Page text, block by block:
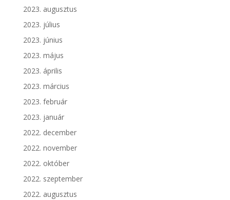
2023. augusztus
2023. július
2023. június
2023. május
2023. április
2023. március
2023. február
2023. január
2022. december
2022. november
2022. október
2022. szeptember
2022. augusztus